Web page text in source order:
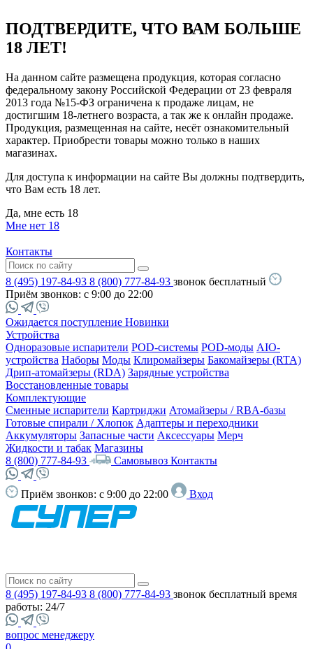
ПОДТВЕРДИТЕ, ЧТО ВАМ БОЛЬШЕ
18 ЛЕТ!
На данном сайте размещена продукция, которая согласно
федеральному закону Российской Федерации от 23 февраля
2013 года №15-ФЗ ограничена к продаже лицам, не
достигшим 18-летнего возраста, а так же к онлайн продаже.
Продукция, размещенная на сайте, несёт ознакомительный
характер. Приобрести товары можно только в наших
магазинах.
Для доступа к информации на сайте Вы должны подтвердить,
что Вам есть 18 лет.
Да, мне есть 18
Мне нет 18
Контакты
8 (495) 197-84-93 8 (800) 777-84-93 звонок бесплатный
Приём звонков: с 9:00 до 22:00
Ожидается поступление Новинки
Устройства
Одноразовые испарители POD-системы POD-моды AIO-
устройства Наборы Моды Клиромайзеры Бакомайзеры (RTA)
Дрип-атомайзеры (RDA) Зарядные устройства
Восстановленные товары
Комплектующие
Сменные испарители Картриджи Атомайзеры / RBA-базы
Готовые спирали / Хлопок Адаптеры и переходники
Аккумуляторы Запасные части Аксессуары Мерч
Жидкости и табак Магазины
8 (800) 777-84-93
Самовывоз Контакты
Приём звонков: с 9:00 до 22:00 Вход
8 (495) 197-84-93 8 (800) 777-84-93 звонок бесплатный время
работы: 24/7
вопрос менеджеру